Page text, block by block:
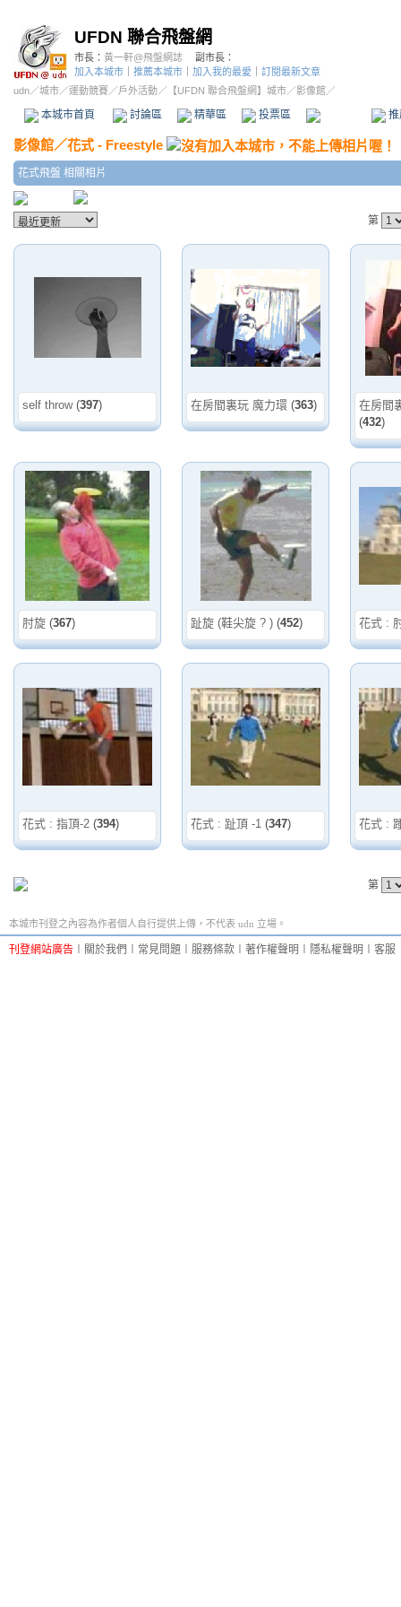
UFDN 聯合飛盤網
市長： 黃一軒@飛盤網誌
副市長：
加入本城市
推薦本城市 加入我的最愛
訂閱最新文章
udn／城市／運動競賽／戶外活動／ 【UFDN 聯合飛盤網】城市／影像館／
本城市首頁 討論區 精華區 投票區 影像館
影像館／花式 - Freestyle
花式飛盤 相關相片
第
self throw(397) 在房間裏玩 魔力環 (363)
在房間
(432)
肘旋 (367) 趾旋 (鞋尖旋 ? ) (452) 花式 :
花式 : 指頂-2 (394) 花式 : 趾頂 -1 (347) 花式 :
第
本城市刊登之內容為作者個人自行提供上傳，不代表 udn 立場。
刊登網站廣告 關於我們 常見問題 服務條款 著作權聲明 隱私權聲明 客服